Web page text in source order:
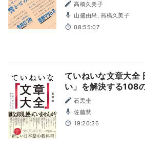
高橋久美子
山盛由果, 高橋久美子
08:55:07
ていねいな文章大全
い」を解決する108
石黒圭
佐藤慧
19:20:36